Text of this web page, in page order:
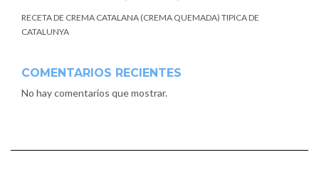
RECETA DE CREMA CATALANA (CREMA QUEMADA) TIPICA DE
CATALUNYA
COMENTARIOS RECIENTES
No hay comentarios que mostrar.